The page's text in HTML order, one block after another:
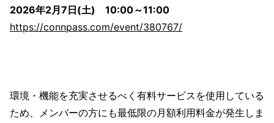
2026年2月7日(土) 10:00～11:00
https://connpass.com/event/380767/
環境・機能を充実させるべく有料サービスを使用している
ため、メンバーの方にも最低限の月額利用料金が発生しま